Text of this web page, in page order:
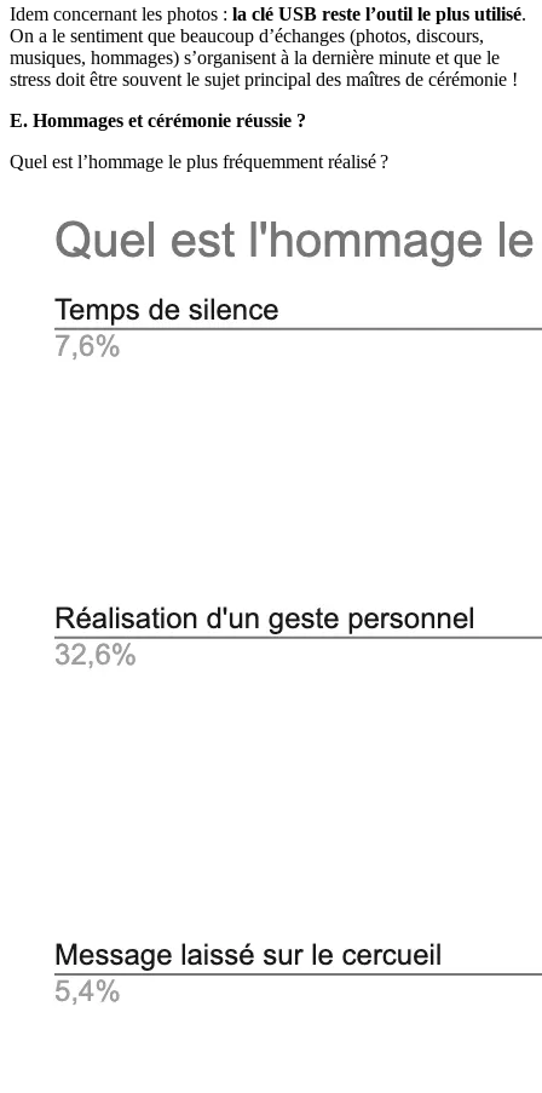
Idem concernant les photos : la clé USB reste l’outil le plus utilisé.
On a le sentiment que beaucoup d’échanges (photos, discours,
musiques, hommages) s’organisent à la dernière minute et que le
stress doit être souvent le sujet principal des maîtres de cérémonie !
E. Hommages et cérémonie réussie ?
Quel est l’hommage le plus fréquemment réalisé ?